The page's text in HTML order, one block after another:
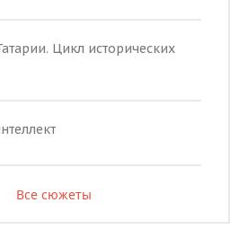
Цикл исторических
Все сюжеты